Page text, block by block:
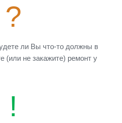
?
ли Вы что-то должны в
(или не закажите) ремонт у
!